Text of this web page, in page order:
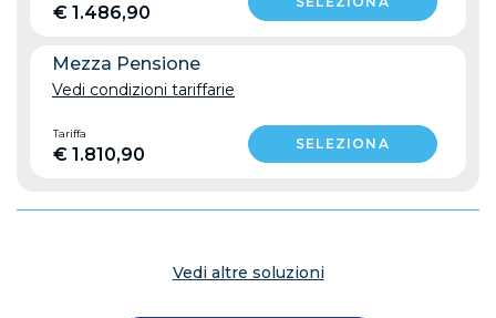
€ 1.486,90
Mezza Pensione
Vedi condizioni tariffarie
Tariffa
€ 1.810,90
Vedi altre soluzioni